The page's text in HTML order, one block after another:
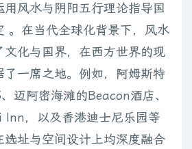
用风水与阴阳五行理论指导国
。在当代全球化背景下，风水
文化与国界，在西方世界的现
了一席之地。例如，阿姆斯特
迈阿密海滩的Beacon酒店、
，以及香港迪士尼乐园等
选址与空间设计上均深度融合